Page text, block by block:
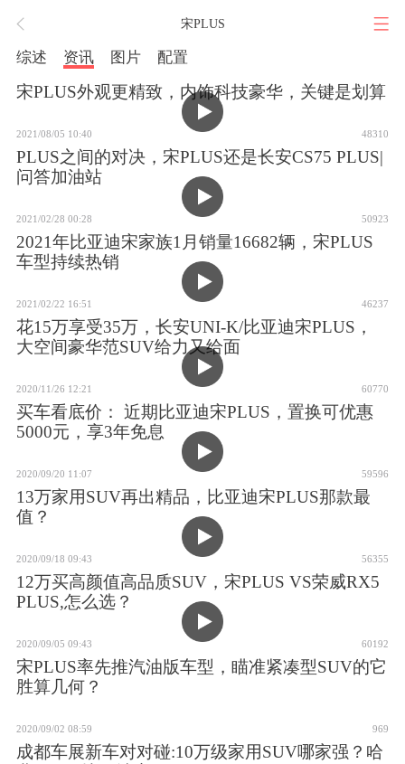
宋PLUS
综述 资讯 图片 配置
宋PLUS外观更精致，内饰科技豪华，关键是划算
2021/08/05 10:40 48310
PLUS之间的对决，宋PLUS还是长安CS75 PLUS|
问答加油站
2021/02/28 00:28 50923
2021年比亚迪宋家族1月销量16682辆，宋PLUS
车型持续热销
2021/02/22 16:51 46237
花15万享受35万，长安UNI-K/比亚迪宋PLUS，
大空间豪华范SUV给力又给面
2020/11/26 12:21 60770
买车看底价： 近期比亚迪宋PLUS，置换可优惠
5000元，享3年免息
2020/09/20 11:07 59596
13万家用SUV再出精品，比亚迪宋PLUS那款最
值？
2020/09/18 09:43 56355
12万买高颜值高品质SUV，宋PLUS VS荣威RX5
PLUS,怎么选？
2020/09/05 09:43 60192
宋PLUS率先推汽油版车型，瞄准紧凑型SUV的它
胜算几何？
2020/09/02 08:59 969
成都车展新车对对碰:10万级家用SUV哪家强？哈